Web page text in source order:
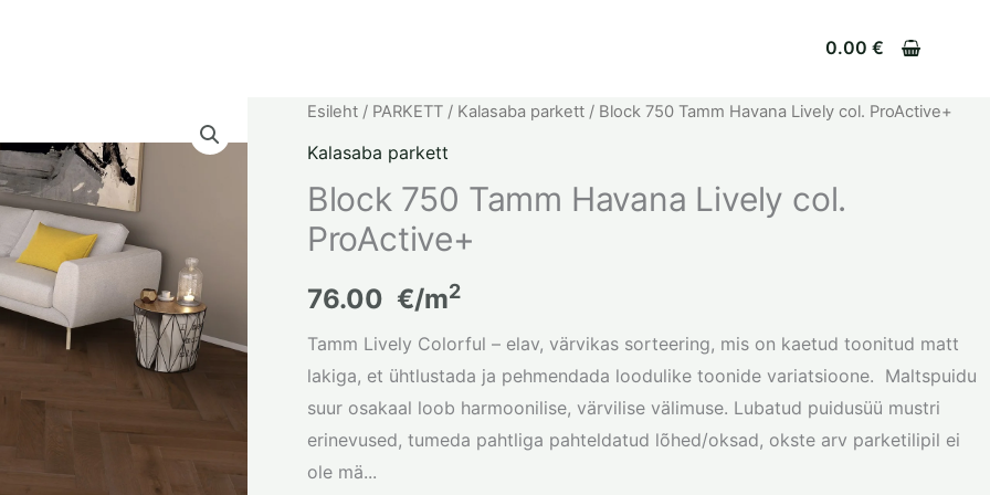
0.00 €
Esileht/ PARKETT/ Kalasaba parkett/ Block 750 Tamm Havana Lively col. ProActive+
Kalasaba parkett
Block 750 Tamm Havana Lively col.
ProActive+
76.00 €/m2
Tamm Lively Colorful – elav, värvikas sorteering, mis on kaetud toonitud matt
lakiga, et ühtlustada ja pehmendada loodulike toonide variatsioone. Maltspuidu
suur osakaal loob harmoonilise, värvilise välimuse. Lubatud puidusüü mustri
erinevused, tumeda pahtliga pahteldatud lõhed/oksad, okste arv parketilipil ei
ole mä...